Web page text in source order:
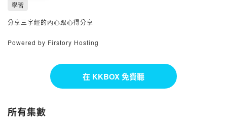
學習
分享三字經的內心跟心得分享
Powered by Firstory Hosting
在 KKBOX 免費聽
所有集數